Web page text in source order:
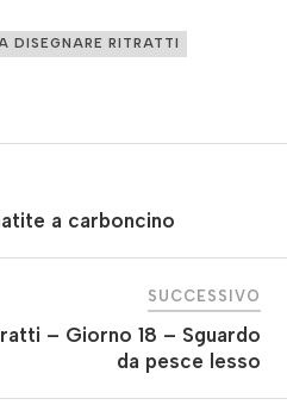
DISEGNARE RITRATTI
a carboncino
SUCCESSIVO
– Giorno 18 – Sguardo
da pesce lesso